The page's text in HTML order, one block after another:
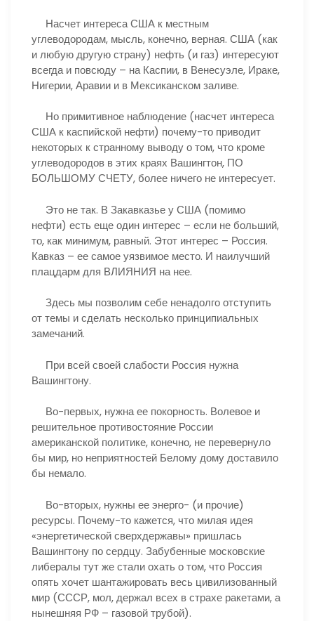
Насчет интереса США к местным
углеводородам, мысль, конечно, верная. США (как
и любую другую страну) нефть (и газ) интересуют
всегда и повсюду – на Каспии, в Венесуэле, Ираке,
Нигерии, Аравии и в Мексиканском заливе.
Но примитивное наблюдение (насчет интереса
США к каспийской нефти) почему-то приводит
некоторых к странному выводу о том, что кроме
углеводородов в этих краях Вашингтон, ПО
БОЛЬШОМУ СЧЕТУ, более ничего не интересует.
Это не так. В Закавказье у США (помимо
нефти) есть еще один интерес – если не больший,
то, как минимум, равный. Этот интерес – Россия.
Кавказ – ее самое уязвимое место. И наилучший
плацдарм для ВЛИЯНИЯ на нее.
Здесь мы позволим себе ненадолго отступить
от темы и сделать несколько принципиальных
замечаний.
При всей своей слабости Россия нужна
Вашингтону.
Во-первых, нужна ее покорность. Волевое и
решительное противостояние России
американской политике, конечно, не перевернуло
бы мир, но неприятностей Белому дому доставило
бы немало.
Во-вторых, нужны ее энерго- (и прочие)
ресурсы. Почему-то кажется, что милая идея
«энергетической сверхдержавы» пришлась
Вашингтону по сердцу. Забубенные московские
либералы тут же стали охать о том, что Россия
опять хочет шантажировать весь цивилизованный
мир (СССР, мол, держал всех в страхе ракетами, а
нынешняя РФ – газовой трубой).